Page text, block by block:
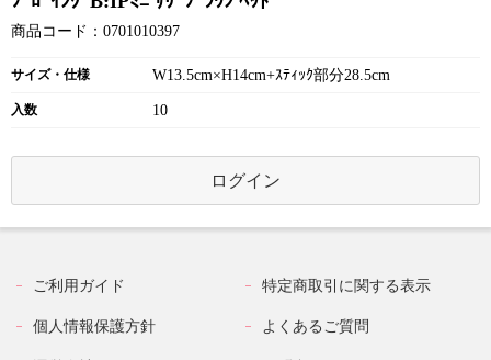
商品コード：0701010397
サイズ・仕様 W13.5cm×H14cm+ｽﾃｨｯｸ部分28.5cm
入数 10
ログイン
ご利用ガイド 特定商取引に関する表示
個人情報保護方針 よくあるご質問